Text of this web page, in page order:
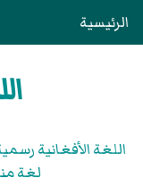
الرئيسية
اللغة الأفغانية
لغة